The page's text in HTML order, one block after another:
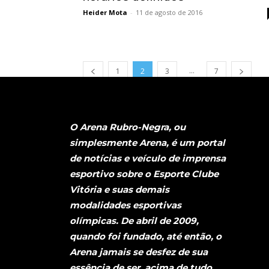
Heider Mota - 11 de agosto de 2016
1 2 3 ... 7
O Arena Rubro-Negra, ou
simplesmente Arena, é um portal
de notícias e veículo de imprensa
esportivo sobre o Esporte Clube
Vitória e suas demais
modalidades esportivas
olímpicas. De abril de 2009,
quando foi fundado, até então, o
Arena jamais se desfez de sua